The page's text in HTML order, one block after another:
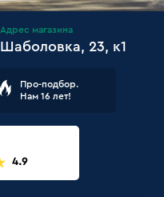
Адрес магазина
Шаболовка, 23, к1
Про-подбор.
Нам 16 лет!